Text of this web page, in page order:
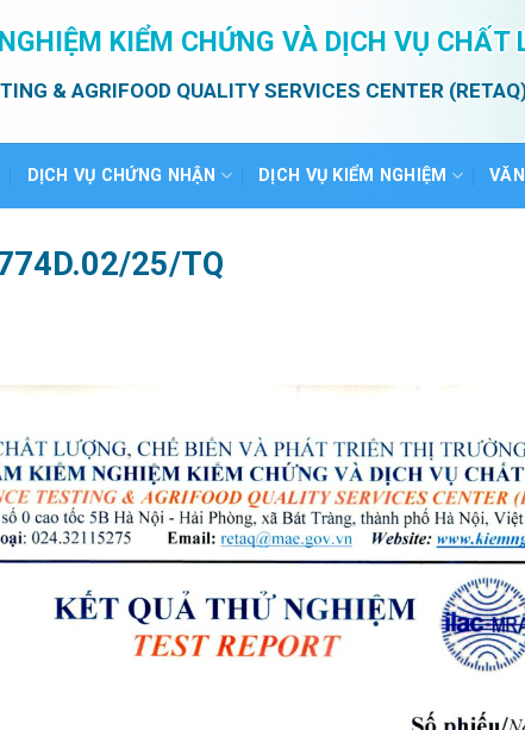
KIỂM CHỨNG VÀ DỊCH VỤ CHẤT
& AGRIFOOD QUALITY SERVICES CENTER
DỊCH VỤ CHỨNG NHẬN DỊCH VỤ KIỂM NGHIỆM
25/TQ